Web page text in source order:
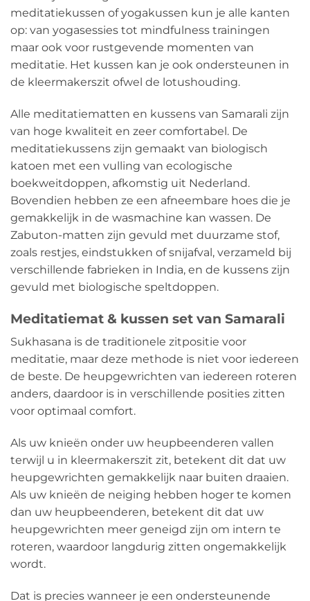
meditatiekussen of yogakussen kun je alle kanten
op: van yogasessies tot mindfulness trainingen
maar ook voor rustgevende momenten van
meditatie. Het kussen kan je ook ondersteunen in
de kleermakerszit ofwel de lotushouding.
Alle meditatiematten en kussens van Samarali zijn
van hoge kwaliteit en zeer comfortabel. De
meditatiekussens zijn gemaakt van biologisch
katoen met een vulling van ecologische
boekweitdoppen, afkomstig uit Nederland.
Bovendien hebben ze een afneembare hoes die je
gemakkelijk in de wasmachine kan wassen. De
Zabuton-matten zijn gevuld met duurzame stof,
zoals restjes, eindstukken of snijafval, verzameld bij
verschillende fabrieken in India, en de kussens zijn
gevuld met biologische speltdoppen.
Meditatiemat & kussen set van Samarali
Sukhasana is de traditionele zitpositie voor
meditatie, maar deze methode is niet voor iedereen
de beste. De heupgewrichten van iedereen roteren
anders, daardoor is in verschillende posities zitten
voor optimaal comfort.
Als uw knieën onder uw heupbeenderen vallen
terwijl u in kleermakerszit zit, betekent dit dat uw
heupgewrichten gemakkelijk naar buiten draaien.
Als uw knieën de neiging hebben hoger te komen
dan uw heupbeenderen, betekent dit dat uw
heupgewrichten meer geneigd zijn om intern te
roteren, waardoor langdurig zitten ongemakkelijk
wordt.
Dat is precies wanneer je een ondersteunende